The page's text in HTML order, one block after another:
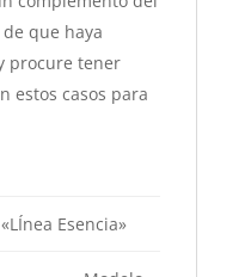
que haya
procure tener
estos casos para
Esencia»